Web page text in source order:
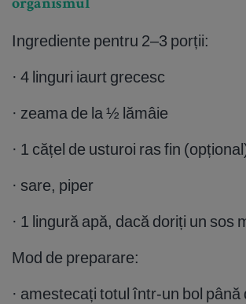
organismul
Ingrediente pentru 2–3 porții:
· 4 linguri iaurt grecesc
· zeama de la ½ lămâie
· 1 cățel de usturoi ras fin
· sare, piper
· 1 lingură apă, dacă doriți un sos
Mod de preparare:
· amestecați totul într-un bol până